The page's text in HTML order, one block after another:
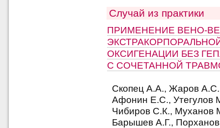
Случай из практики
ПРИМЕНЕНИЕ ВЕНО-
ОКСИГЕНАЦИИ БЕЗ
С СОЧЕТАННОЙ
Скопец А.А., Жаров
Афонин Е.С., Утегулов
Чибиров С.К., Муханов
Барышев А.Г.,